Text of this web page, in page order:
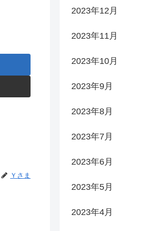
Ｙさま
2023年12月
2023年11月
2023年10月
2023年9月
2023年8月
2023年7月
2023年6月
2023年5月
2023年4月